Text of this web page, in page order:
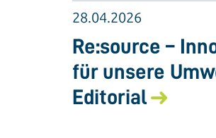
28.04.2026
Re:source –
für unsere
Editorial